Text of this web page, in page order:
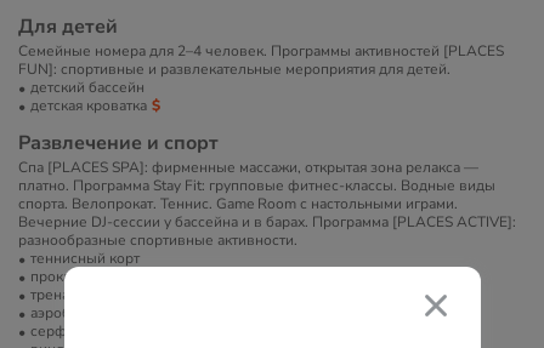
Для детей
Семейные номера для 2–4 человек. Программы активностей [PLACES
FUN]: спортивные и развлекательные мероприятия для детей.
детский бассейн
детская кроватка
Развлечение и спорт
Спа [PLACES SPA]: фирменные массажи, открытая зона релакса —
платно. Программа Stay Fit: групповые фитнес-классы. Водные виды
спорта. Велопрокат. Теннис. Game Room с настольными играми.
Вечерние DJ-сессии у бассейна и в барах. Программа [PLACES ACTIVE]:
разнообразные спортивные активности.
теннисный корт
прокат велосипедов
тренажерный зал
аэробика
серфинг